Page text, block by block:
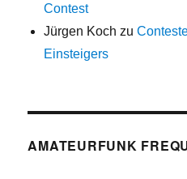
Contest
Jürgen Koch zu
Einsteigers
AMATEURFUNK